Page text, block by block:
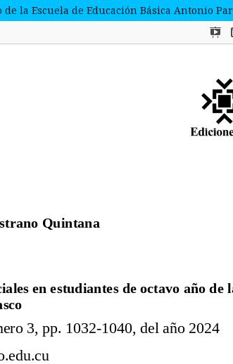
la Escuela de Educación Básica Antonio